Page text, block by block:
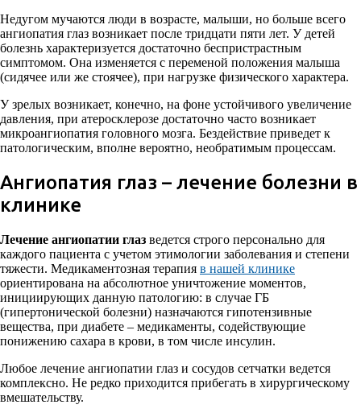
Недугом мучаются люди в возрасте, малыши, но больше всего
ангиопатия глаз возникает после тридцати пяти лет. У детей
болезнь характеризуется достаточно беспристрастным
симптомом. Она изменяется с переменой положения малыша
(сидячее или же стоячее), при нагрузке физического характера.
У зрелых возникает, конечно, на фоне устойчивого увеличение
давления, при атеросклерозе достаточно часто возникает
микроангиопатия головного мозга. Бездействие приведет к
патологическим, вполне вероятно, необратимым процессам.
Ангиопатия глаз – лечение болезни в
клинике
Лечение ангиопатии глаз ведется строго персонально для
каждого пациента с учетом этимологии заболевания и степени
тяжести. Медикаментозная терапия в нашей клинике
ориентирована на абсолютное уничтожение моментов,
инициирующих данную патологию: в случае ГБ
(гипертонической болезни) назначаются гипотензивные
вещества, при диабете – медикаменты, содействующие
понижению сахара в крови, в том числе инсулин.
Любое лечение ангиопатии глаз и сосудов сетчатки ведется
комплексно. Не редко приходится прибегать в хирургическому
вмешательству.